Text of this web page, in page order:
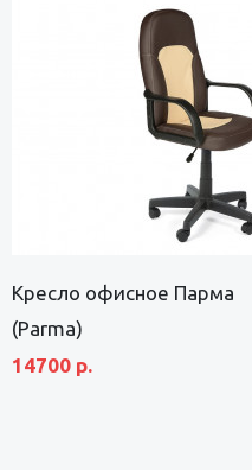
Кресло офисное Парма
(Parma)
14700 р.